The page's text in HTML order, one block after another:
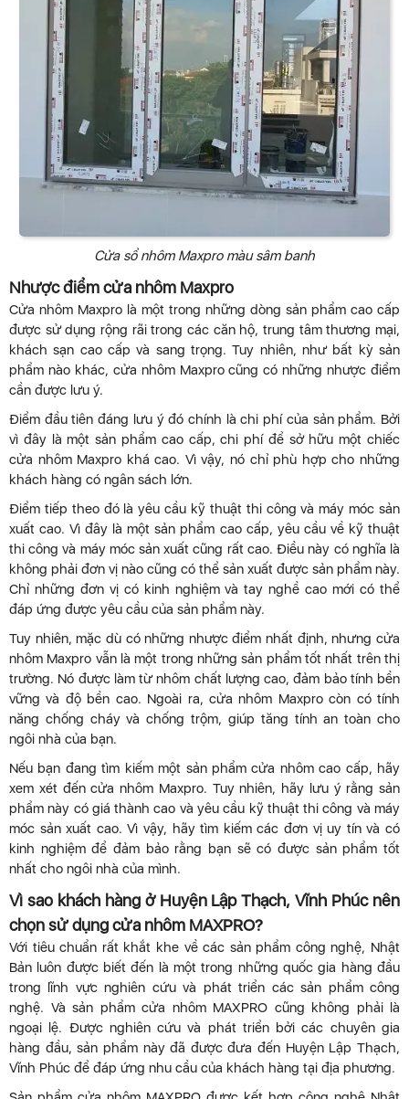
Cửa sổ nhôm Maxpro màu sâm banh
Nhược điểm cửa nhôm Maxpro
Cửa nhôm Maxpro là một trong những dòng sản phẩm cao cấp
được sử dụng rộng rãi trong các căn hộ, trung tâm thương mại,
khách sạn cao cấp và sang trọng. Tuy nhiên, như bất kỳ sản
phẩm nào khác, cửa nhôm Maxpro cũng có những nhược điểm
cần được lưu ý.
Điểm đầu tiên đáng lưu ý đó chính là chi phí của sản phẩm. Bởi
vì đây là một sản phẩm cao cấp, chi phí để sở hữu một chiếc
cửa nhôm Maxpro khá cao. Vì vậy, nó chỉ phù hợp cho những
khách hàng có ngân sách lớn.
Điểm tiếp theo đó là yêu cầu kỹ thuật thi công và máy móc sản
xuất cao. Vì đây là một sản phẩm cao cấp, yêu cầu về kỹ thuật
thi công và máy móc sản xuất cũng rất cao. Điều này có nghĩa là
không phải đơn vị nào cũng có thể sản xuất được sản phẩm này.
Chỉ những đơn vị có kinh nghiệm và tay nghề cao mới có thể
đáp ứng được yêu cầu của sản phẩm này.
Tuy nhiên, mặc dù có những nhược điểm nhất định, nhưng cửa
nhôm Maxpro vẫn là một trong những sản phẩm tốt nhất trên thị
trường. Nó được làm từ nhôm chất lượng cao, đảm bảo tính bền
vững và độ bền cao. Ngoài ra, cửa nhôm Maxpro còn có tính
năng chống cháy và chống trộm, giúp tăng tính an toàn cho
ngôi nhà của bạn.
Nếu bạn đang tìm kiếm một sản phẩm cửa nhôm cao cấp, hãy
xem xét đến cửa nhôm Maxpro. Tuy nhiên, hãy lưu ý rằng sản
phẩm này có giá thành cao và yêu cầu kỹ thuật thi công và máy
móc sản xuất cao. Vì vậy, hãy tìm kiếm các đơn vị uy tín và có
kinh nghiệm để đảm bảo rằng bạn sẽ có được sản phẩm tốt
nhất cho ngôi nhà của mình.
Vì sao khách hàng ở Huyện Lập Thạch, Vĩnh Phúc nên
chọn sử dụng cửa nhôm MAXPRO?
Với tiêu chuẩn rất khắt khe về các sản phẩm công nghệ, Nhật
Bản luôn được biết đến là một trong những quốc gia hàng đầu
trong lĩnh vực nghiên cứu và phát triển các sản phẩm công
nghệ. Và sản phẩm cửa nhôm MAXPRO cũng không phải là
ngoại lệ. Được nghiên cứu và phát triển bởi các chuyên gia
hàng đầu, sản phẩm này đã được đưa đến Huyện Lập Thạch,
Vĩnh Phúc để đáp ứng nhu cầu của khách hàng tại địa phương.